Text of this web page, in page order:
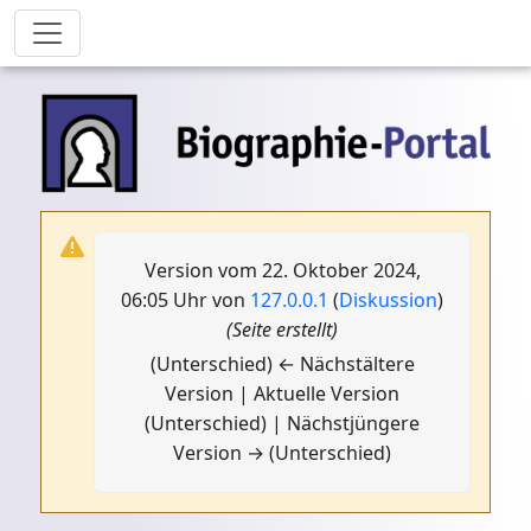
Version vom 22. Oktober 2024,
06:05 Uhr von 127.0.0.1 (Diskussion)
(Seite erstellt)
(Unterschied) ← Nächstältere
Version | Aktuelle Version
(Unterschied) | Nächstjüngere
Version → (Unterschied)